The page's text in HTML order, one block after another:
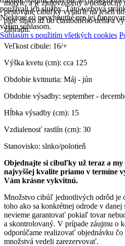
motýle, a je zimovzdorný a
pestované cibuľky vysaďte na jeseň
plné slnko až do čiastočného tieňa a
záhradu.
Veľkost cibule: 16/+
Výška kvetu (cm): cca 125
Obdobie kvitnutia: Máj - jún
Obdobie výsadby: september -
Hĺbka výsadby (cm): 15
Vzdialenosť rastlín (cm): 30
Stanovisko: slnko/polotieň
Objednajte si cibuľky už teraz a my
najvyššej kvalite priamo v termíne
Vám krásne vykvitnú.
Množstvo cibúľ jednotlivých odrôd je
toho ako sa konkrétnej odrode v danej
nevieme garantovať pokiaľ tovar
a skontrolovaný. V prípade záujmu o
odporúčame realizovať objednávku čo
množstvá vedeli zarezervovať.
používali ich služby. Táto webová
Niektoré sú nevyhnutné pre jej
vaším súhlasom.
Súhlasím s použitím všetkých cookies